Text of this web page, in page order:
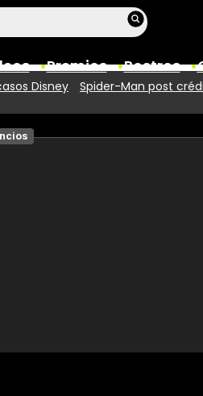
Premios Rostros
Fotos
Disney Spider-Man post